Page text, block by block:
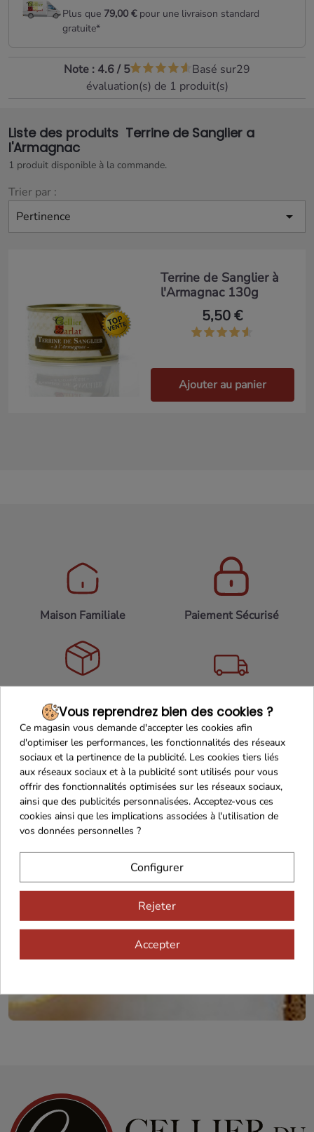
Plus que 79,00 €pour une livraison standard
gratuite*
Note : 4.6/5 Basé sur29
évaluation(s) de 1 produit(s)
Liste des produits Terrine de Sanglier a
l'Armagnac
1 produit disponible à la commande.
Trier par :
Pertinence

Terrine de Sanglier à
l'Armagnac 130g
5,50 €
Ajouter au panier
Maison Familiale Paiement Sécurisé
Cadeaux dès 99€
Recevez nos offres
Vous reprendrez bien des cookies ?
Ce magasin vous demande d'accepter les cookies afin
d'optimiser les performances, les fonctionnalités des réseaux
sociaux et la pertinence de la publicité. Les cookies tiers liés
aux réseaux sociaux et à la publicité sont utilisés pour vous
offrir des fonctionnalités optimisées sur les réseaux sociaux,
ainsi que des publicités personnalisées. Acceptez-vous ces
cookies ainsi que les implications associées à l'utilisation de
vos données personnelles ?
Configurer
Rejeter
Accepter